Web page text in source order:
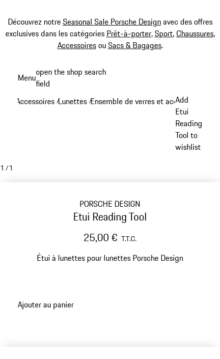
Découvrez notreSeasonal Sale Porsche Designavec des offres
exclusives dans les catégories Prêt-à-porter,Sport,Chaussures,
AccessoiresouSacs & Bagages.
principal
Menuopen the shop search
field
Accessoires /Lunettes /Ensemble de verres et accessoires
Add
Etui
Reading
Tool to
wishlist
1 /1
PORSCHE DESIGN
Etui Reading Tool
25,00 € T.T.C.
Étui à lunettes pour lunettes Porsche Design
Ajouter au panier